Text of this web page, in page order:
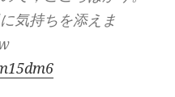
気持ちを添えま